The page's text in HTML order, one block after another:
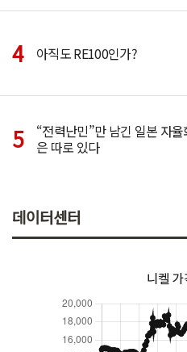
아직도 RE100인가?
“전력난민”만 남긴 일본 자
은 따로 있다
데이터센터
니켈